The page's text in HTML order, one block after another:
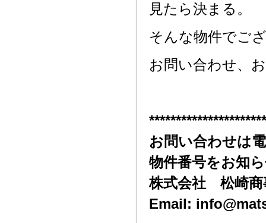
見たら決まる。
そんな物件でご
お問い合わせ、
お問い合わせは
物件番号をお知
株式会社 松崎
Email: